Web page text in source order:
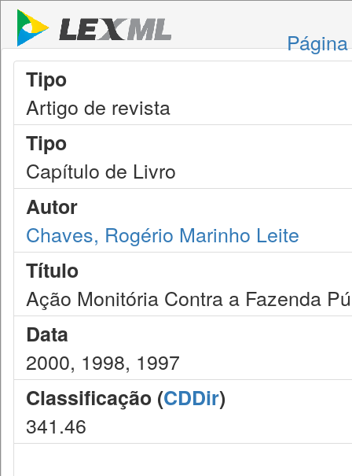
Tipo
Artigo de revista
Tipo
Capítulo de Livro
Autor
Chaves, Rogério Marinho Leite
Título
Ação Monitória Contra a Fazenda
Data
2000, 1998, 1997
Classificação (CDDir)
341.46